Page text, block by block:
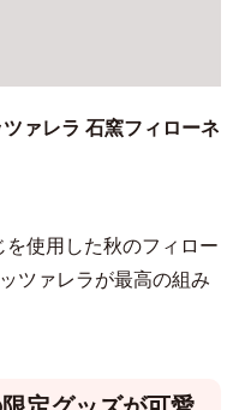
ァレラ 石窯フィローネ
使用した秋のフィロー
ツァレラが最高の組み